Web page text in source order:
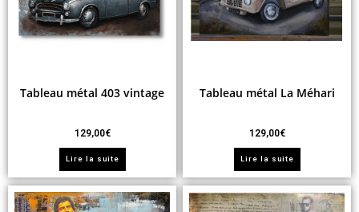
Tableau métal 403 vintage
129,00€
Lire la suite
Tableau métal La Méhari
129,00€
Lire la suite